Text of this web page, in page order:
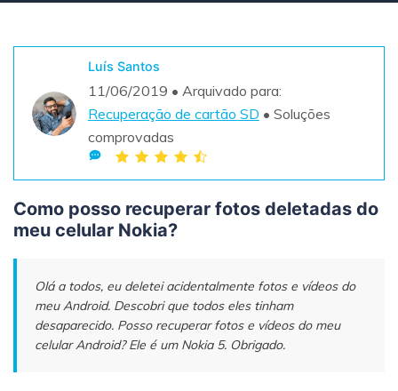
Teste Grátis
Recoverit Grátis
Recupere dados perdidos/excluídos gratuitamente
Teste Grátis
UBackit - Backup de Dados
search
Teste Online
Luís Santos
11/06/2019 • Arquivado para:
Recuperação de cartão SD • Soluções
comprovadas
Como posso recuperar fotos deletadas do
meu celular Nokia?
Olá a todos, eu deletei acidentalmente fotos e vídeos do
meu Android. Descobri que todos eles tinham
desaparecido. Posso recuperar fotos e vídeos do meu
celular Android? Ele é um Nokia 5. Obrigado.